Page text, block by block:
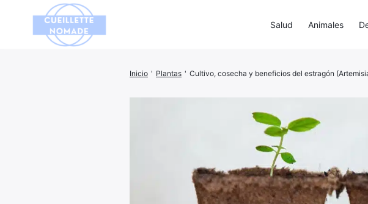
Inicio ' Plantas ' Cultivo, cosecha y beneficios del estragón
Salud Animales
Busca: